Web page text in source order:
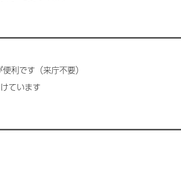
利です（来庁不要）
ています